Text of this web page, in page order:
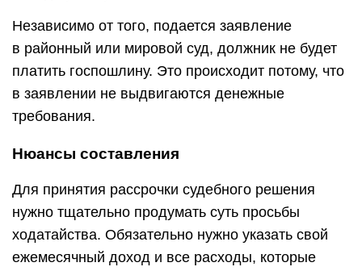
Независимо от того, подается заявление
в районный или мировой суд, должник не будет
платить госпошлину. Это происходит потому, что
в заявлении не выдвигаются денежные
требования.
Нюансы составления
Для принятия рассрочки судебного решения
нужно тщательно продумать суть просьбы
ходатайства. Обязательно нужно указать свой
ежемесячный доход и все расходы, которые